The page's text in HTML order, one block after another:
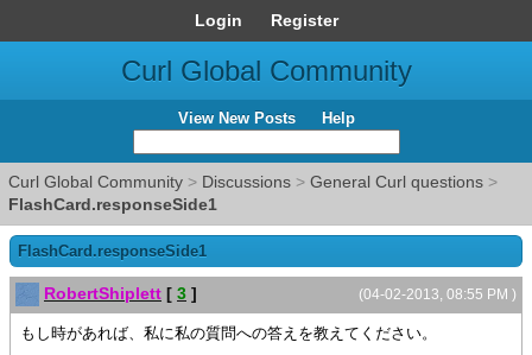
Login Register
Curl Global Community
View New Posts Help
Curl Global Community > Discussions > General Curl questions >
FlashCard.responseSide1
FlashCard.responseSide1
(04-02-2013, 08:55 PM )
RobertShiplett [ 3 ]
もし時があれば、私に私の質問への答えを教えてください。